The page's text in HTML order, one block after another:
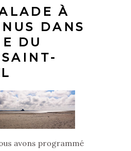
À
DANS
DU
avons programmé